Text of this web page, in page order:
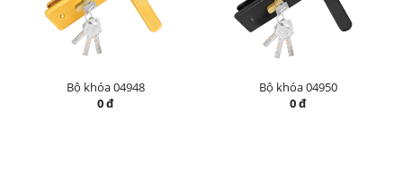
Bộ khóa 04948
0 đ
Bộ khóa 04950
0 đ